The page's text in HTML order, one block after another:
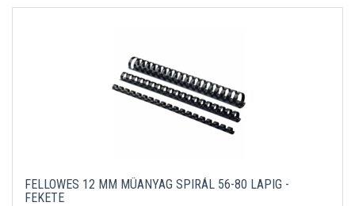
FELLOWES 12 MM MÛANYAG SPIRÁL 56-80 LAPIG -
FEKETE